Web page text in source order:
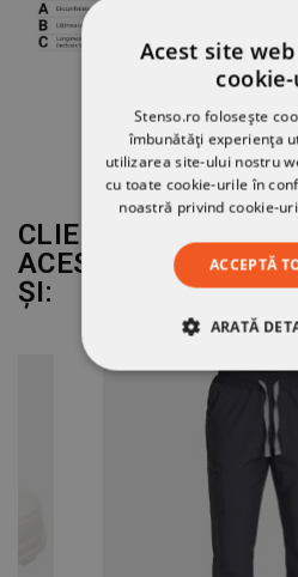
CLIENȚII CARE AU
ACEST PRODUS AU
ȘI:
Acest site
Stenso.ro folosește
îmbunătăți experiența
utilizarea site-ului nostru
cu toate cookie-urile în
noastră privind cookie-
ACCEPTĂ
ARATĂ
STRICT NECESARE
DE PERFORMANȚĂ
DE TARGETARE
DE